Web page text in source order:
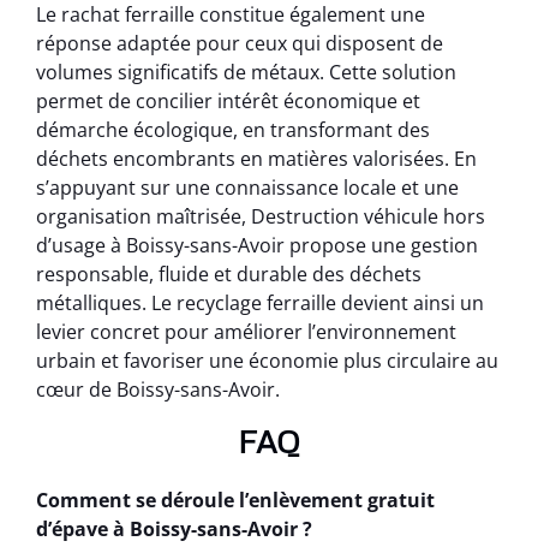
Le rachat ferraille constitue également une
réponse adaptée pour ceux qui disposent de
volumes significatifs de métaux. Cette solution
permet de concilier intérêt économique et
démarche écologique, en transformant des
déchets encombrants en matières valorisées. En
s’appuyant sur une connaissance locale et une
organisation maîtrisée, Destruction véhicule hors
d’usage à Boissy-sans-Avoir propose une gestion
responsable, fluide et durable des déchets
métalliques. Le recyclage ferraille devient ainsi un
levier concret pour améliorer l’environnement
urbain et favoriser une économie plus circulaire au
cœur de Boissy-sans-Avoir.
FAQ
Comment se déroule l’enlèvement gratuit
d’épave à Boissy-sans-Avoir ?